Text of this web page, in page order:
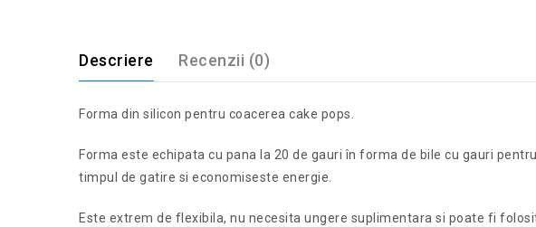
Descriere Recenzii (0)
Forma din silicon pentru coacerea cake pops.
Forma este echipata cu pana la 20 de gauri în forma de bile cu gauri
timpul de gatire si economiseste energie.
Este extrem de flexibila, nu necesita ungere suplimentara si poate fi